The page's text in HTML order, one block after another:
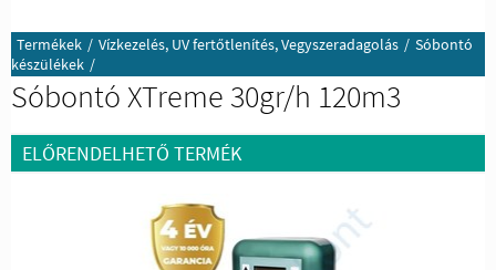
Termékek / Vízkezelés, UV fertőtlenítés, Vegyszeradagolás / Sóbontó
készülékek /
Sóbontó XTreme 30gr/h 120m3
ELŐRENDELHETŐ TERMÉK